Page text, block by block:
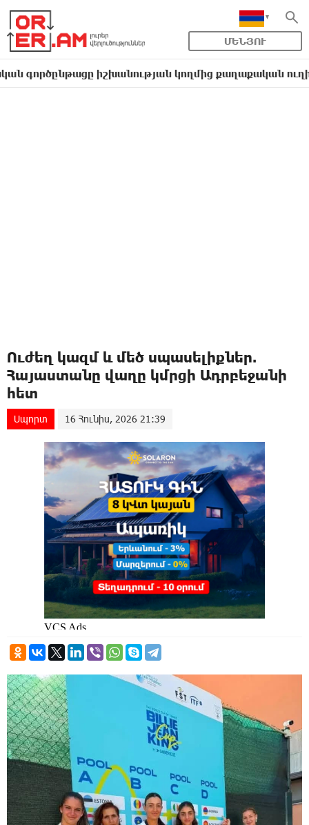
ՄԵՆՅՈՒ
կողմից քաղաքական ուղիղ
Ուժեղ կազմ և մեծ սպասելիքներ.
Հայաստանը վաղը կմրցի Ադրբեջանի
հետ
Սպորտ 16 Հունիս, 2026 21:39